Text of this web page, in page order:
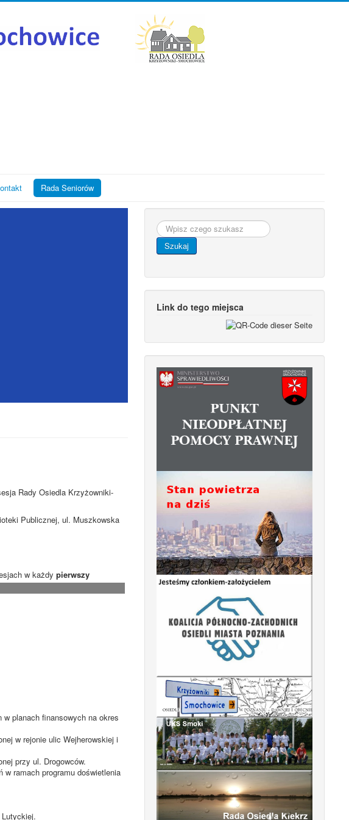
Rada Seniorów
Rady Osiedla Krzyżowniki-
Publicznej, ul. Muszkowska
w każdy pierwszy
planach finansowych na okres
w rejonie ulic Wejherowskiej i
przy ul. Drogowców.
w ramach programu doświetlenia
Szukaj...
Szukaj
Link do tego miejsca